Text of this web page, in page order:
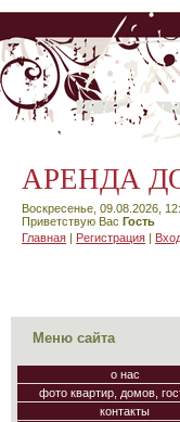
АРЕНДА
Воскресенье, 09.08.2026,
Приветствую Вас Гость
Главная | Регистрация |
Меню сайта
о нас
фото квартир, домов,
контакты